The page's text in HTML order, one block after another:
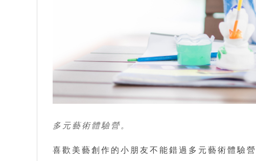
多元藝術體驗營。
喜歡美藝創作的小朋友不能錯過多元藝術體驗